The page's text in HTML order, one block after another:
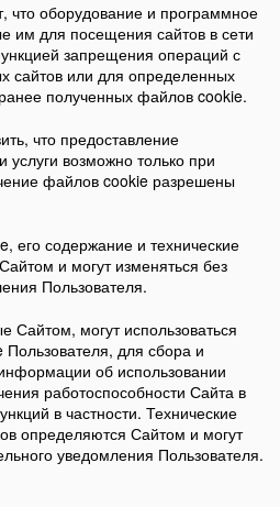
что оборудование и программное
им для посещения сайтов в сети
запрещения операций с
или для определенных
полученных файлов cookie.
что предоставление
услуги возможно только при
файлов cookie разрешены
его содержание и технические
и могут изменяться без
Пользователя.
Сайтом, могут использоваться
для сбора и
об использовании
работоспособности Сайта в
в частности. Технические
определяются Сайтом и могут
уведомления Пользователя.